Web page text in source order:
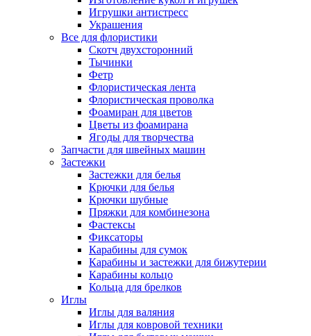
Игрушки антистресс
Украшения
Все для флористики
Скотч двухсторонний
Тычинки
Фетр
Флористическая лента
Флористическая проволка
Фоамиран для цветов
Цветы из фоамирана
Ягоды для творчества
Запчасти для швейных машин
Застежки
Застежки для белья
Крючки для белья
Крючки шубные
Пряжки для комбинезона
Фастексы
Фиксаторы
Карабины для сумок
Карабины и застежки для бижутерии
Карабины кольцо
Кольца для брелков
Иглы
Иглы для валяния
Иглы для ковровой техники